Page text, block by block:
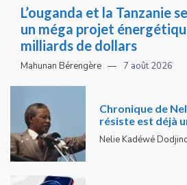
L’ouganda et la Tanzanie
un méga projet
milliards de dollars
Mahunan Bérengère 7 août 2026
Chronique de
résiste est déjà
Nelie Kadéwé